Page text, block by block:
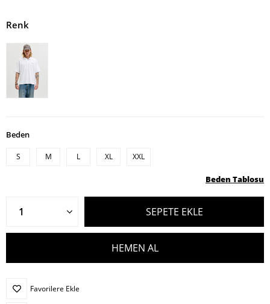
Renk
Beden
S M L XL XXL
Beden Tablosu
Favorilere Ekle